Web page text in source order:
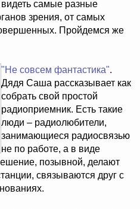
самые разные
зрения, от самых
Пройдемся же
"Не совсем фантастика".
Дядя Саша рассказывает как
собрать свой простой
радиоприемник. Есть такие
люди – радиолюбители,
занимающиеся радиосвязью
не по работе, а в виде
позывной, делают
связываются друг с